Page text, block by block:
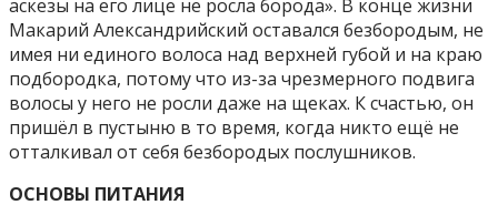
аскезы на его лице не росла борода». В конце жизни
Макарий Александрийский оставался безбородым, не
имея ни единого волоса над верхней губой и на краю
подбородка, потому что из-за чрезмерного подвига
волосы у него не росли даже на щеках. К счастью, он
пришёл в пустыню в то время, когда никто ещё не
отталкивал от себя безбородых послушников.
ОСНОВЫ ПИТАНИЯ